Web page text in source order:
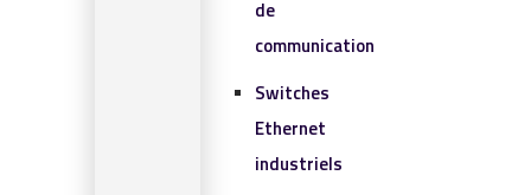
de
communication
Switches
Ethernet
industriels